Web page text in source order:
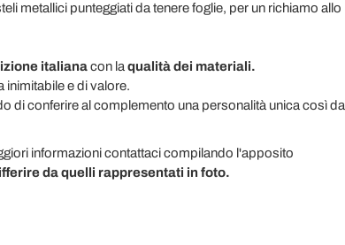
metallici punteggiati da tenere foglie, per un richiamo allo
italianacon la qualità dei materiali.
inimitabile e di valore.
di conferire al complemento una personalità unica così da
informazioni contattaci compilando l'apposito
da quelli rappresentati in foto.